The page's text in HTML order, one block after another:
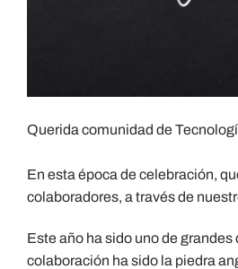
Querida comunidad de
En esta época de celebración,
colaboradores, a través de
Este año ha sido uno de
colaboración ha sido la piedra